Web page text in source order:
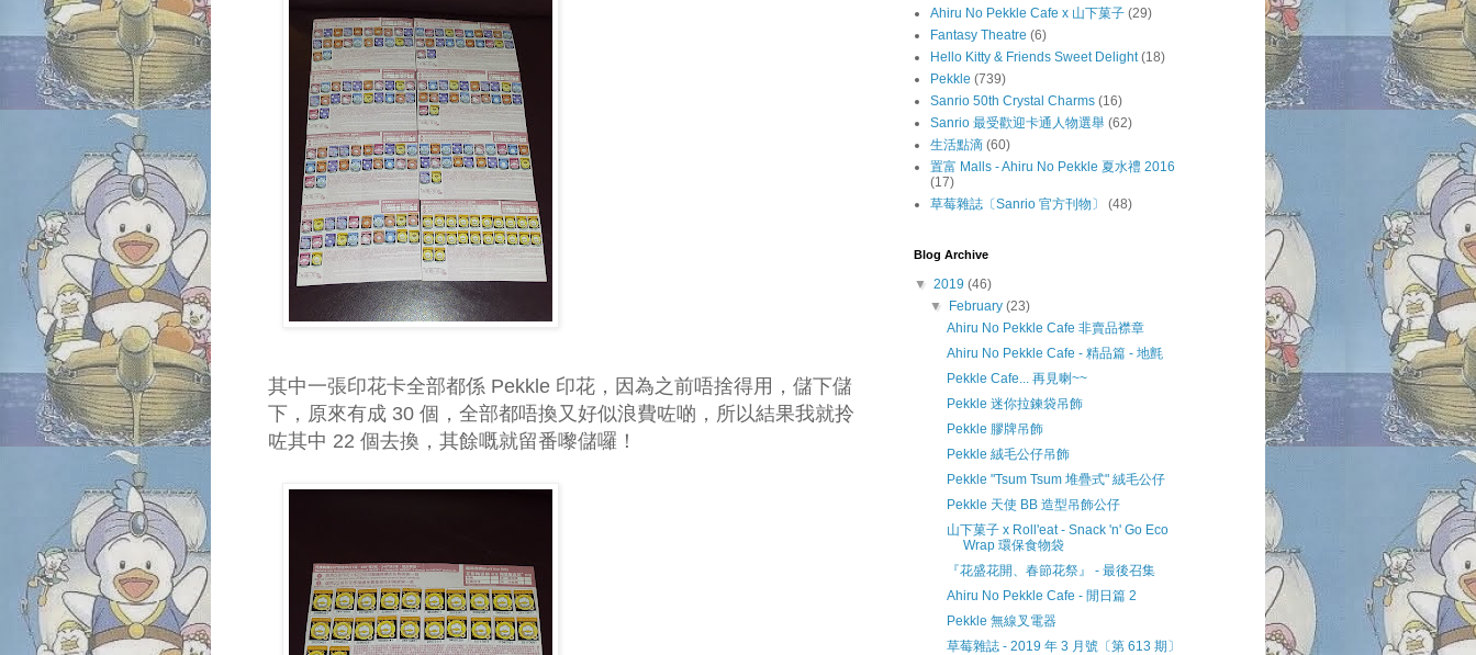
其中一張印花卡全部都係 Pekkle 印花，因為之前唔捨得用，儲下儲
下，原來有成 30 個，全部都唔換又好似浪費咗啲，所以結果我就拎
咗其中 22 個去換，其餘嘅就留番嚟儲囉！
Ahiru No Pekkle Cafe x 山下菓子 (29)
Fantasy Theatre (6)
Hello Kitty & Friends Sweet Delight (18)
Pekkle (739)
Sanrio 50th Crystal Charms (16)
Sanrio 最受歡迎卡通人物選舉 (62)
生活點滴 (60)
置富 Malls - Ahiru No Pekkle 夏水禮 2016
(17)
草莓雜誌〔Sanrio 官方刊物〕
(48)
Blog Archive
▼ 2019 (46)
▼
February(23)
Ahiru No Pekkle Cafe 非賣品襟章
Ahiru No Pekkle Cafe - 精品篇 - 地氈
Pekkle Cafe... 再見喇~~
Pekkle 迷你拉鍊袋吊飾
Pekkle 膠牌吊飾
Pekkle 絨毛公仔吊飾
Pekkle "Tsum Tsum 堆疊式" 絨毛公仔
Pekkle 天使 BB 造型吊飾公仔
山下菓子 x Roll'eat - Snack 'n' Go Eco
Wrap 環保食物袋
『花盛花開、春節花祭』 - 最後召集
Ahiru No Pekkle Cafe - 閒日篇 2
Pekkle 無線叉電器
草莓雜誌 - 2019 年 3 月號〔第 613 期〕